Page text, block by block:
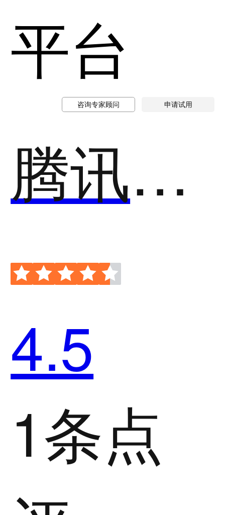
平台
咨询专家顾问 申请试用
腾讯优图
4.5
1条点